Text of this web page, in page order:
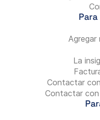
Agregar
La
Contactar
Contactar